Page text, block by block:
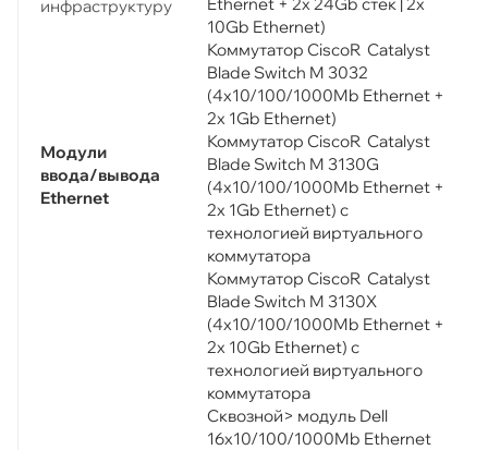
инфраструктуру
Модули
ввода/вывода
Ethernet
10Gb Ethernet)
Коммутатор CiscoR Catalyst
Blade Switch M 3032
(4х10/100/1000Mb Ethernet +
2x 1Gb Ethernet)
Коммутатор CiscoR Catalyst
Blade Switch M 3130G
(4х10/100/1000Mb Ethernet +
2x 1Gb Ethernet) с
технологией виртуального
коммутатора
Коммутатор CiscoR Catalyst
Blade Switch M 3130X
(4х10/100/1000Mb Ethernet +
2x 10Gb Ethernet) с
технологией виртуального
коммутатора
Сквозной> модуль Dell
16х10/100/1000Mb Ethernet